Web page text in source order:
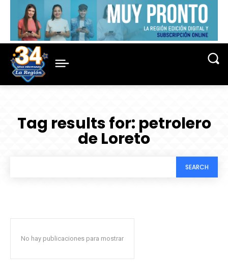
Tag results for: petrolero
de Loreto
SEARCH
No hay publicaciones para mostrar